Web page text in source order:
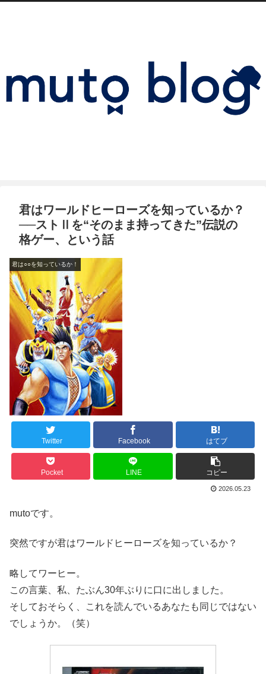
君はワールドヒーローズを知っているか？
──ストⅡを“そのまま持ってきた”伝説の
格ゲー、という話
君は○○を知っているか！
Twitter Facebook はてブ
Pocket LINE コピー
2026.05.23
mutoです。
突然ですが君はワールドヒーローズを知っているか？
略してワーヒー。
この言葉、私、たぶん30年ぶりに口に出しました。
そしておそらく、これを読んでいるあなたも同じではない
でしょうか。（笑）